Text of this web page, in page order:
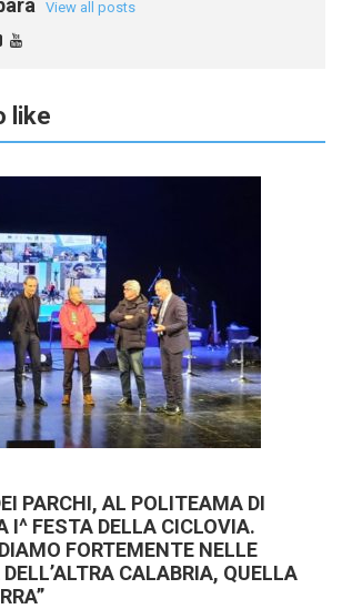
View all posts
like
PARCHI, AL POLITEAMA DI
I^ FESTA DELLA CICLOVIA.
FORTEMENTE NELLE
CALABRIA, QUELLA